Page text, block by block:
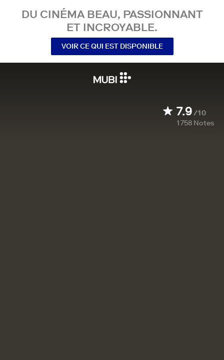
DU CINÉMA BEAU, PASSIONNANT
ET INCROYABLE.
VOIR CE QUI EST DISPONIBLE
7.9/10
1 758 Notes